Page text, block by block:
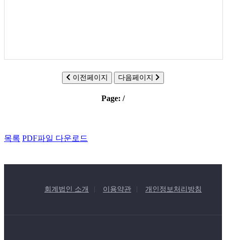
이전페이지 다음페이지
Page: /
목록 PDF파일 다운로드
회계법인 소개 이용약관 개인정보처리방침